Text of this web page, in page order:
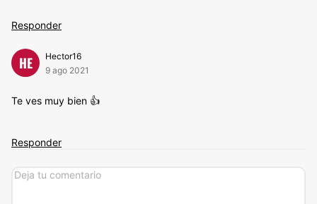
Responder
HE
Hector16
9 ago 2021
Te ves muy bien 👍
Responder